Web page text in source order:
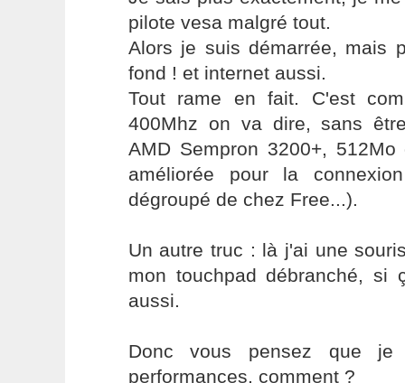
pilote vesa malgré tout.
Alors je suis démarrée, mais
fond ! et internet aussi.
Tout rame en fait. C'est
400Mhz on va dire, sans
AMD Sempron 3200+,
améliorée pour la
dégroupé de chez Free...).
Un autre truc : là j'ai une
mon touchpad débranché, si
aussi.
Donc vous pensez que je
performances, comment ?